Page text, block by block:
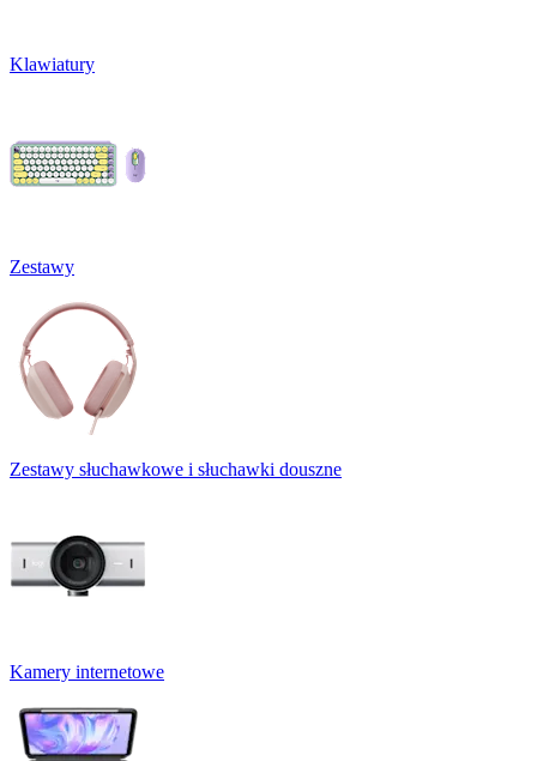
Klawiatury
Zestawy
Zestawy słuchawkowe i słuchawki douszne
Kamery internetowe